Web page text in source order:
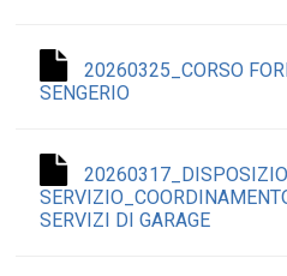
20260325_CORSO
SENGERIO
SERVIZI DI GARAGE